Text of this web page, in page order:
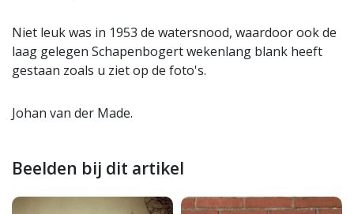
Niet leuk was in 1953 de watersnood, waardoor ook de
laag gelegen Schapenbogert wekenlang blank heeft
gestaan zoals u ziet op de foto's.
Johan van der Made.
Beelden bij dit artikel